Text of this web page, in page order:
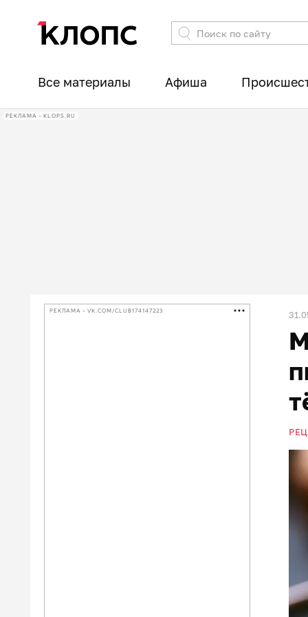
Все материалы Афиша
РЕКЛАМА • KLOPS.RU
РЕКЛАМА • VK.COM/CLUB174147223